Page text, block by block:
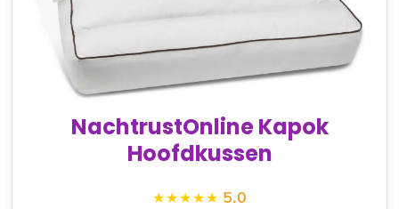
NachtrustOnline Kapok
Hoofdkussen
5.0